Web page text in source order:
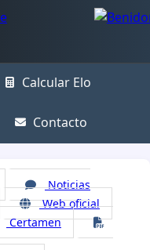
Calcular Elo
Contacto
Noticias
Web oficial
Certamen